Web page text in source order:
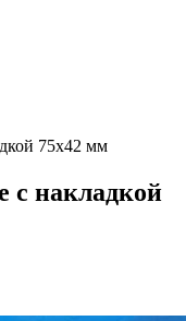
75х42 мм
с накладкой